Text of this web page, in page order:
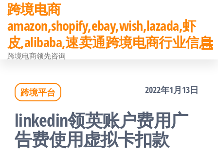
前
往
内
跨境电商
amazon,shopify,ebay,wish,lazada,虾
皮,alibaba,速卖通跨境电商行业信息
跨境电商领先咨询
跨境平台 2022年1月13日
linkedin领英账户费用广
告费使用虚拟卡扣款